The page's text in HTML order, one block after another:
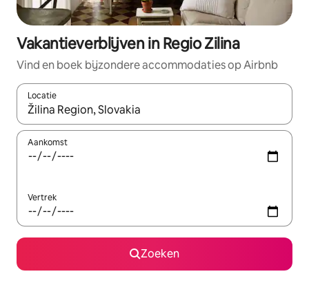
Vakantieverblijven in Regio Zilina
Vind en boek bijzondere accommodaties op Airbnb
Locatie
Wanneer er resultaten beschikbaar zijn, maak je een keuze
Aankomst
Vertrek
Zoeken